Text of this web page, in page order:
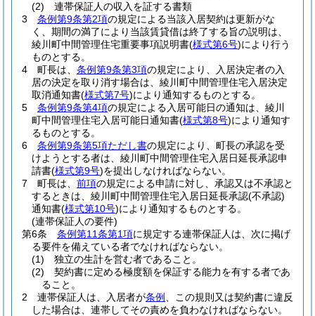
(2)
連帯保証人の収入を証する書類
3
条例第9条第2項の規定による当該入居契約は更新がな
く、期間の満了により当該賃貸借は終了する旨の説明は、
綾川町中間管理住宅重要事項説明書(様式第6号)により行う
ものとする。
4
町長は、 条例第9条第3項の規定により、入居決定者の入
居の決定を取り消す場合は、綾川町中間管理住宅入居決定
取消通知書(様式第7号)により通知するものとする。
5
条例第9条第4項の規定による入居可能日の通知は、綾川
町中間管理住宅入居可能日通知書(様式第8号)により通知す
るものとする。
6
条例第9条第5項ただし書の規定により、町長の承認を受
けようとする者は、綾川町中間管理住宅入居日延長承認申
請書(様式第9号)を提出しなければならない。
7
町長は、 前項の規定による申請に対し、承認又は不承認と
するときは、綾川町中間管理住宅入居日延長承認(不承認)
通知書(様式第10号)により通知するものとする。
(連帯保証人の要件)
第6条
条例第11条第1項に規定する連帯保証人は、次に掲げ
る要件を備えている者でなければならない。
(1)
独立の生計を営む者であること。
(2)
契約書に定める極度額を保証する能力を有する者であ
ること。
2
連帯保証人は、入居者が条例
、この規則又は契約書に違反
した場合は、連帯してその責めを負わなければならない。